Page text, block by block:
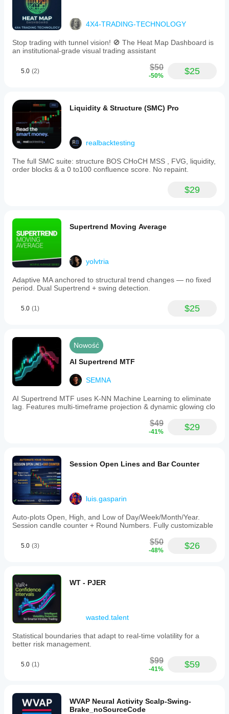
4X4-TRADING-TECHNOLOGY
Stop trading with tunnel vision! 🚫 The Heat Map Dashboard is
an institutional-grade visual trading assistant
5.0 (2) $50
-50% $25
Liquidity & Structure (SMC) Pro
realbacktesting
The full SMC suite: structure BOS CHoCH MSS , FVG, liquidity,
order blocks & a 0 to100 confluence score. No repaint.
$29
Supertrend Moving Average
yolvtria
Adaptive MA anchored to structural trend changes — no fixed
period. Dual Supertrend + swing detection.
5.0 (1) $25
Nowość
AI Supertrend MTF
SEMNA
AI Supertrend MTF uses K-NN Machine Learning to eliminate
lag. Features multi-timeframe projection & dynamic glowing clo
$49
-41% $29
Session Open Lines and Bar Counter
luis.gasparin
Auto-plots Open, High, and Low of Day/Week/Month/Year.
Session candle counter + Round Numbers. Fully customizable
5.0 (3) $50
-48% $26
WT - PJER
wasted.talent
Statistical boundaries that adapt to real-time volatility for a
better risk management.
5.0 (1) $99
-41% $59
WVAP Neural Activity Scalp-Swing-
Brake_noSourceCode